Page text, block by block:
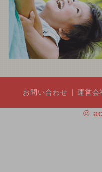
お問い合わせ 運営会
©